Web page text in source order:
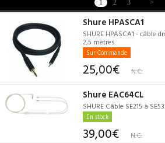
1 2 3 >
Shure HPASCA1
SHURE HPASCA1 - câble
2,5 mètres.
Sur Commande
25,00€ N.C.
Shure EAC64CL
SHURE Câble SE215 à
En stock
39,00€ N.C.